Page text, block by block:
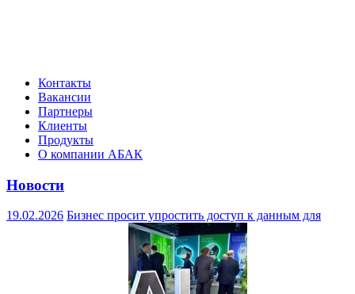
Контакты
Вакансии
Партнеры
Клиенты
Продукты
О компании АБАК
Новости
19.02.2026 Бизнес просит упростить доступ к данным для